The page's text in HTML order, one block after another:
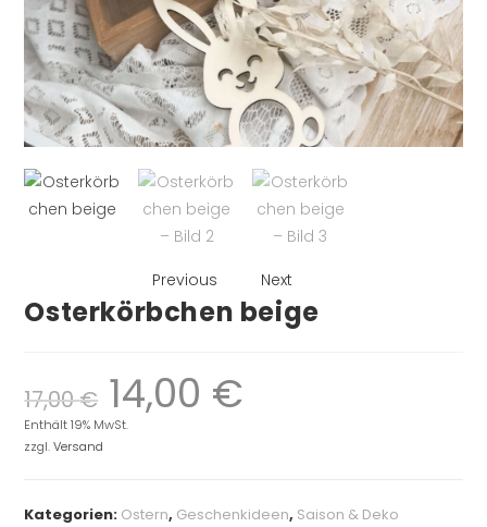
Previous Next
Osterkörbchen beige
17,00€ 14,00 €
Enthält 19% MwSt.
zzgl.Versand
Kategorien: Ostern, Geschenkideen, Saison & Deko